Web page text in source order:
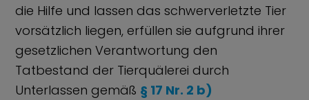
die Hilfe und lassen das schwerverletzte Tier
vorsätzlich liegen, erfüllen sie aufgrund ihrer
gesetzlichen Verantwortung den
Tatbestand der Tierquälerei durch
Unterlassen gemäß § 17 Nr. 2 b)